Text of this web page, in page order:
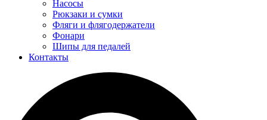
Насосы
Рюкзаки и сумки
Фляги и флягодержатели
Фонари
Шипы для педалей
Контакты